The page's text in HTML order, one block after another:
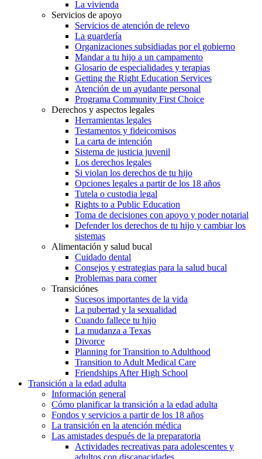
La vivienda
Servicios de apoyo
Servicios de atención de relevo
La guardería
Organizaciones subsidiadas por el gobierno
Mandar a tu hijo a un campamento
Glosario de especialidades y terapias
Getting the Right Education Services
Atención de un ayudante personal
Programa Community First Choice
Derechos y aspectos legales
Herramientas legales
Testamentos y fideicomisos
La carta de intención
Sistema de justicia juvenil
Los derechos legales
Si violan los derechos de tu hijo
Opciones legales a partir de los 18 años
Tutela o custodia legal
Rights to a Public Education
Toma de decisiones con apoyo y poder notarial
Defender los derechos de tu hijo y cambiar los
sistemas
Alimentación y salud bucal
Cuidado dental
Consejos y estrategias para la salud bucal
Problemas para comer
Transiciónes
Sucesos importantes de la vida
La pubertad y la sexualidad
Cuando fallece tu hijo
La mudanza a Texas
Divorce
Planning for Transition to Adulthood
Transition to Adult Medical Care
Friendships After High School
Transición a la edad adulta
Información general
Cómo planificar la transición a la edad adulta
Fondos y servicios a partir de los 18 años
La transición en la atención médica
Las amistades después de la preparatoria
Actividades recreativas para adolescentes y
adultos con discapacidades